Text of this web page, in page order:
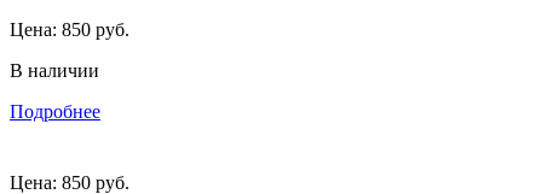
Цена: 850 руб.
В наличии
Подробнее
Цена: 850 руб.